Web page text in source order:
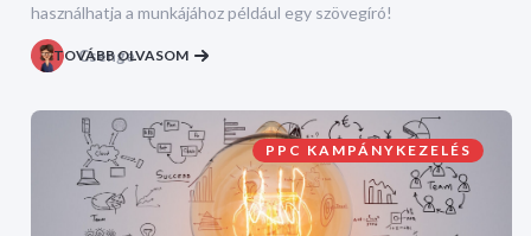
használhatja a munkájához például egy szövegíró!
Csenge
TOVÁBB OLVASOM
PPC KAMPÁNYKEZELÉS